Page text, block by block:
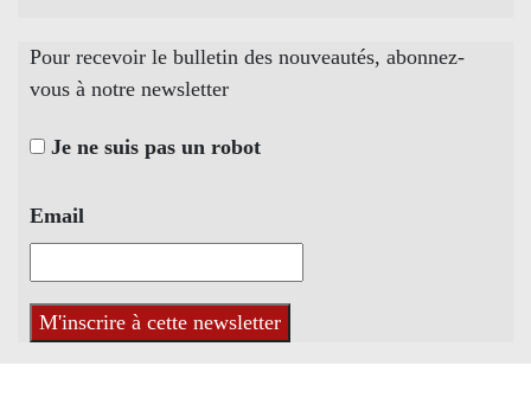
Pour recevoir le bulletin des nouveautés, abonnez-
vous à notre newsletter
Je ne suis pas un robot
Email